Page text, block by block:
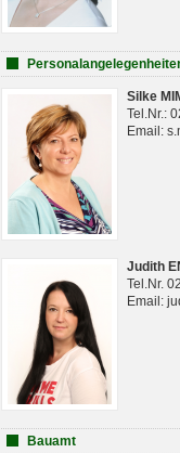
Silke
Tel.Nr.:
Email:
Judith
Tel.Nr.
Email:
Bauamt